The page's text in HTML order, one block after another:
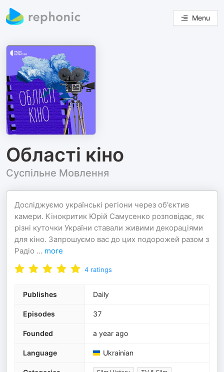
Menu
Області кіно
Суспільне Мовлення
Досліджуємо українські регіони через об'єктив
камери. Кінокритик Юрій Самусенко розповідає, як
різні куточки України ставали живими декораціями
для кіно. Запрошуємо вас до цих подорожей разом з
Радіо ... more
4 ratings
Publishes Daily
Episodes 37
Founded a year ago
Language Ukrainian